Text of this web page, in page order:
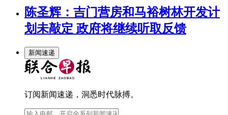
陈圣辉：吉门营房和马裕树林开发计
划未敲定 政府将继续听取反馈
新闻速递
订阅新闻速递，洞悉时代脉搏。